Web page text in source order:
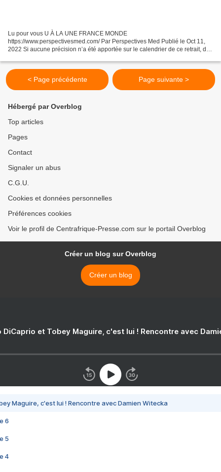
Lu pour vous U À LA UNE FRANCE MONDE
https://www.perspectivesmed.com/ Par Perspectives Med Publié le Oct 11,
2022 Si aucune précision n’a été apportée sur le calendrier de ce retrait, des
< Page précédente Page suivante >
Hébergé par Overblog
Top articles
Pages
Contact
Signaler un abus
C.G.U.
Cookies et données personnelles
Préférences cookies
Voir le profil de Centrafrique-Presse.com sur le portail Overblog
Créer un blog sur Overblog
Créer un blog
DiCaprio et Tobey Maguire, c'est lui ! Rencontre avec
Maguire, c'est lui ! Rencontre avec Damien Witecka
6
5
4